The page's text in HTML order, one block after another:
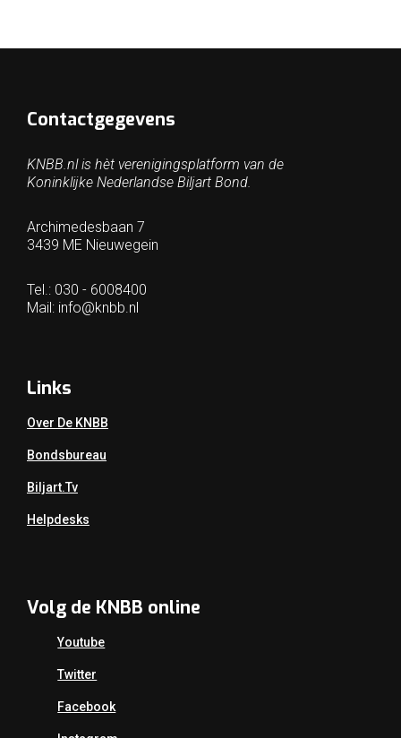
Contactgegevens
KNBB.nl is hèt verenigingsplatform van de
Koninklijke Nederlandse Biljart Bond.
Archimedesbaan 7
3439 ME Nieuwegein
Tel.: 030 - 6008400
Mail: info@knbb.nl
Links
Over De KNBB
Bondsbureau
Biljart.tv
Helpdesks
Volg de KNBB online
Youtube
Twitter
Facebook